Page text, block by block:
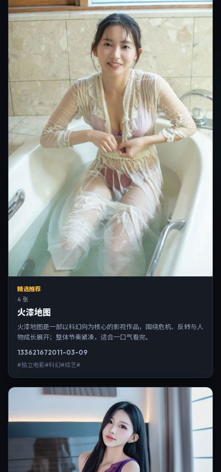
精选推荐
4 张
火漆地图
火漆地图是一部以科幻向为核心的影视作品，围绕危机、反转与人
物成长展开；整体节奏紧凑，适合一口气看完。
133621672011-03-09
#独立电影#科幻#综艺#